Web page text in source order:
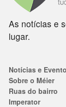
As notícias e
lugar.
Notícias e
Sobre o Méier
Ruas do bairro
Imperator